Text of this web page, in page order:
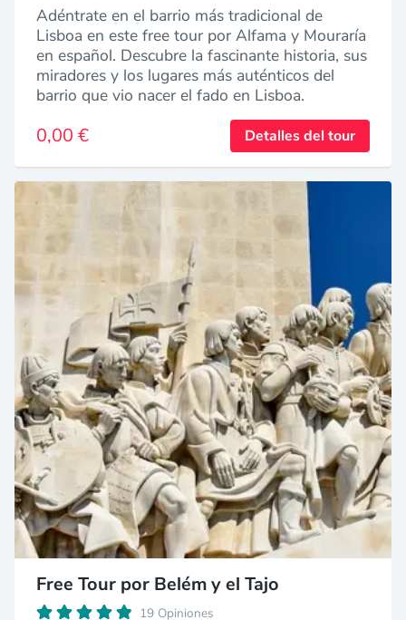
Adéntrate en el barrio más tradicional de
Lisboa en este free tour por Alfama y Mouraría
en español. Descubre la fascinante historia, sus
miradores y los lugares más auténticos del
barrio que vio nacer el fado en Lisboa.
0,00 € Detalles del tour
Free Tour por Belém y el Tajo
19 Opiniones